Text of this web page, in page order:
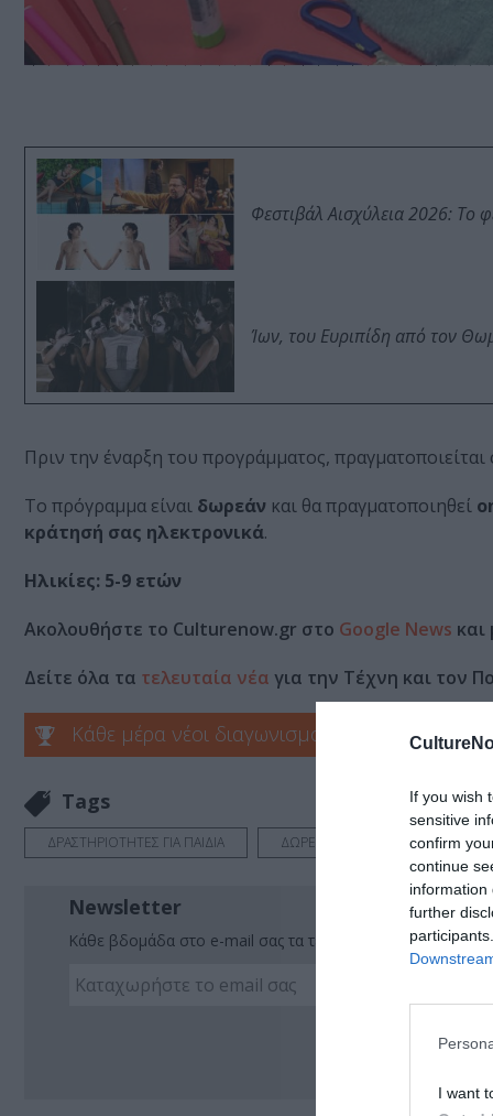
If you wish
sensitive
confirm
continue
information
further
I want
Φεστιβάλ Αισχύλεια 2026: Το
Ίων, του Ευριπίδη από τον
Πριν την έναρξη του προγράμματος,
To πρόγραμμα είναι δωρεάν και θα πραγματοποιηθεί
κράτησή σας ηλεκτρονικά.
Ηλικίες: 5-9 ετών
Ακολουθήστε το Culturenow.gr στο Google News και
Δείτε όλα τα τελευταία νέα για την Τέχνη και τον
Κάθε μέρα νέοι διαγωνισμοί στο
Tags
ΔΡΑΣΤΗΡΙΟΤΗΤΕΣ ΓΙΑ ΠΑΙΔΙΑ ΔΩΡΕΑΝ ΕΚΔΗΛΩΣΕΙΣ
Newsletter
Κάθε βδομάδα στο e-mail σας τα τελευταία νέα για την